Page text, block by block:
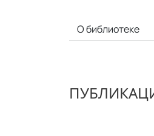
О библиотеке